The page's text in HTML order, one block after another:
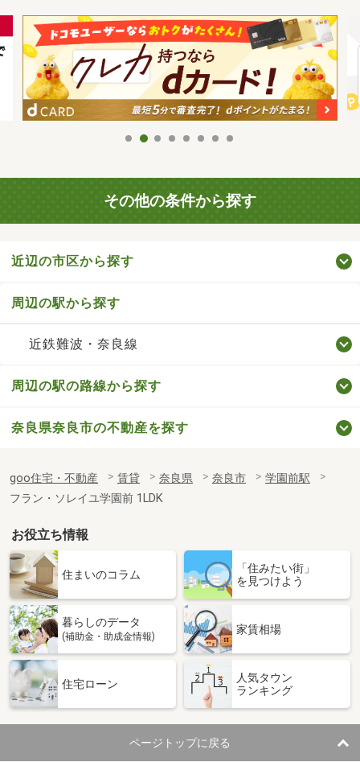
その他の条件から探す
近辺の市区から探す
周辺の駅から探す
近鉄難波・奈良線
周辺の駅の路線から探す
奈良県奈良市の不動産を探す
goo住宅・不動産 賃貸 奈良県 奈良市
学園前駅
フラン・ソレイユ学園前 1LDK
お役立ち情報
住まいのコラム
「住みたい街」
を見つけよう
暮らしのデータ
(補助金・助成金情報)
家賃相場
住宅ローン
人気タウン
ランキング
ページトップに戻る